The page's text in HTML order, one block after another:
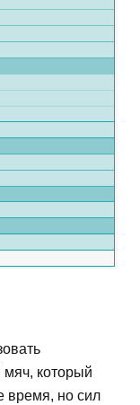
который
время, но сил